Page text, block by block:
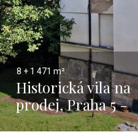
8 + 1 471 m²
Historická vila na
prodej, Praha 5 -
471m